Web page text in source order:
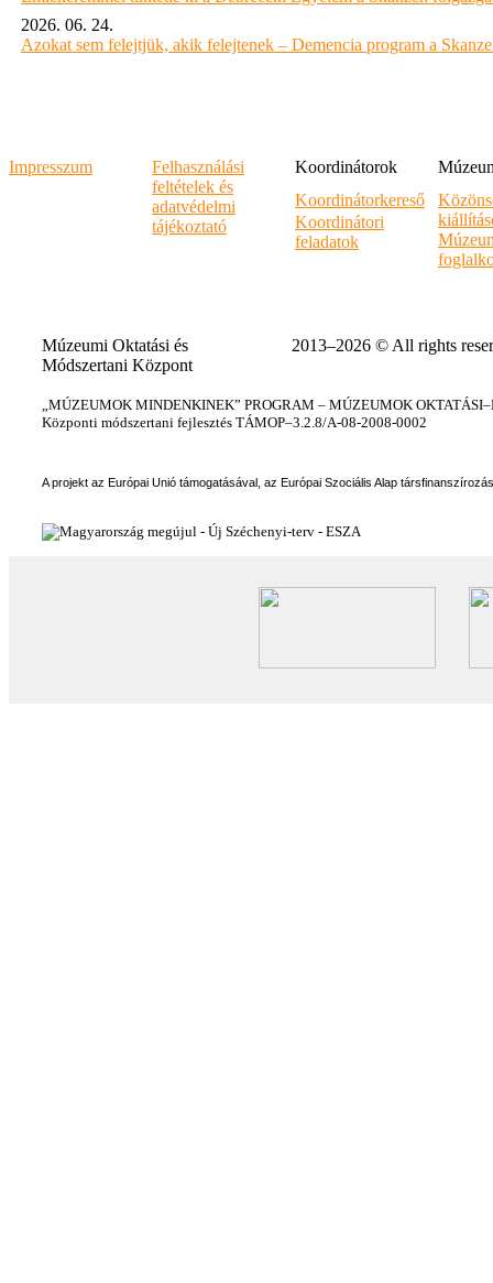
2026. 06. 24.
Azokat sem felejtjük, akik felejtenek – Demencia program a
Impresszum
Felhasználási
feltételek és
adatvédelmi
tájékoztató
Koordinátorok
Koordinátorkereső
Koordinátori
feladatok
Múzeumi Oktatási és
Módszertani Központ
2013–2026 © All rights
„MÚZEUMOK MINDENKINEK” PROGRAM – MÚZEUMOK
Központi módszertani fejlesztés TÁMOP–3.2.8/A-08-2008-0002
A projekt az Európai Unió támogatásával, az Európai Szociális Alap